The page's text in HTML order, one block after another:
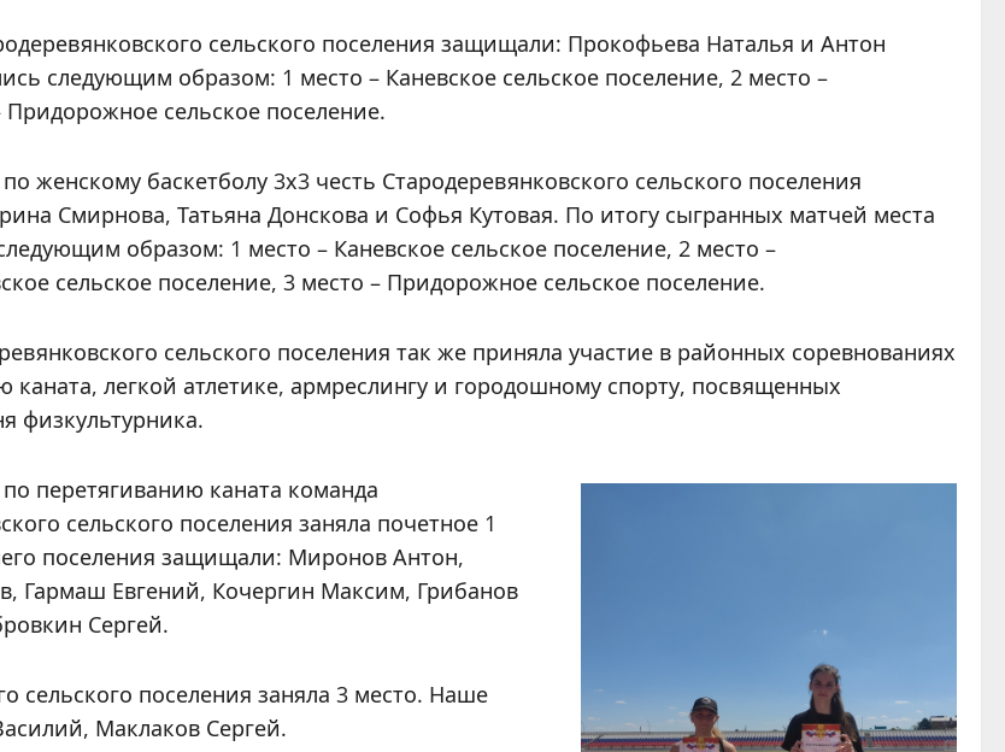
сельского поселения защищали: Прокофьева Наталья и Антон
следующим образом: 1 место – Каневское сельское поселение, 2 место –
Придорожное сельское поселение.
женскому баскетболу 3х3 честь Стародеревянковского сельского поселения
Смирнова, Татьяна Донскова и Софья Кутовая. По итогу сыгранных матчей места
образом: 1 место – Каневское сельское поселение, 2 место –
сельское поселение, 3 место – Придорожное сельское поселение.
сельского поселения так же приняла участие в районных соревнованиях
каната, легкой атлетике, армреслингу и городошному спорту, посвященных
физкультурника.
перетягиванию каната команда
сельского поселения заняла почетное 1
поселения защищали: Миронов Антон,
Гармаш Евгений, Кочергин Максим, Грибанов
Сергей.
сельского поселения заняла 3 место. Наше
Маклаков Сергей.